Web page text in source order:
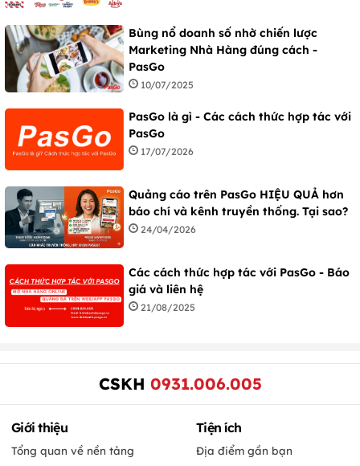
Bùng nổ doanh số nhờ chiến lược
Marketing Nhà Hàng đúng cách -
PasGo
10/07/2025
PasGo là gì - Các cách thức hợp tác với
PasGo
17/07/2026
Quảng cáo trên PasGo HIỆU QUẢ hơn
báo chí và kênh truyền thống. Tại sao?
24/04/2026
Các cách thức hợp tác với PasGo - Báo
giá và liên hệ
21/08/2025
CSKH 0931.006.005
Giới thiệu
Tổng quan về nền tảng
Tiện ích
Địa điểm gần bạn